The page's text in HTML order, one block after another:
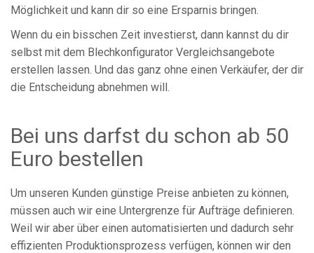
Möglichkeit und kann dir so eine Ersparnis bringen.
Wenn du ein bisschen Zeit investierst, dann kannst du dir
selbst mit dem Blechkonfigurator Vergleichsangebote
erstellen lassen. Und das ganz ohne einen Verkäufer, der dir
die Entscheidung abnehmen will.
Bei uns darfst du schon ab 50
Euro bestellen
Um unseren Kunden günstige Preise anbieten zu können,
müssen auch wir eine Untergrenze für Aufträge definieren.
Weil wir aber über einen automatisierten und dadurch sehr
effizienten Produktionsprozess verfügen, können wir den